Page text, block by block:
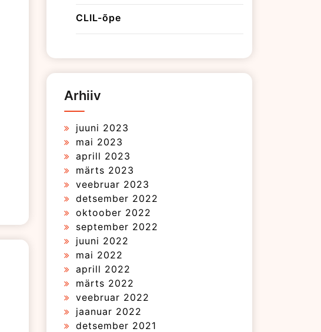
CLIL-õpe
Arhiiv
juuni 2023
mai 2023
aprill 2023
märts 2023
veebruar 2023
detsember 2022
oktoober 2022
september 2022
juuni 2022
mai 2022
aprill 2022
märts 2022
veebruar 2022
jaanuar 2022
detsember 2021